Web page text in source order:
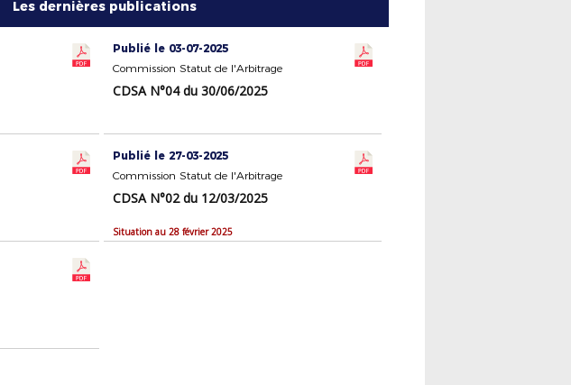
Les dernières publications
Publié le 03-07-2025
Commission Statut de l'Arbitrage
CDSA N°04 du 30/06/2025
Publié le 27-03-2025
Commission Statut de l'Arbitrage
CDSA N°02 du 12/03/2025
Situation au 28 février 2025